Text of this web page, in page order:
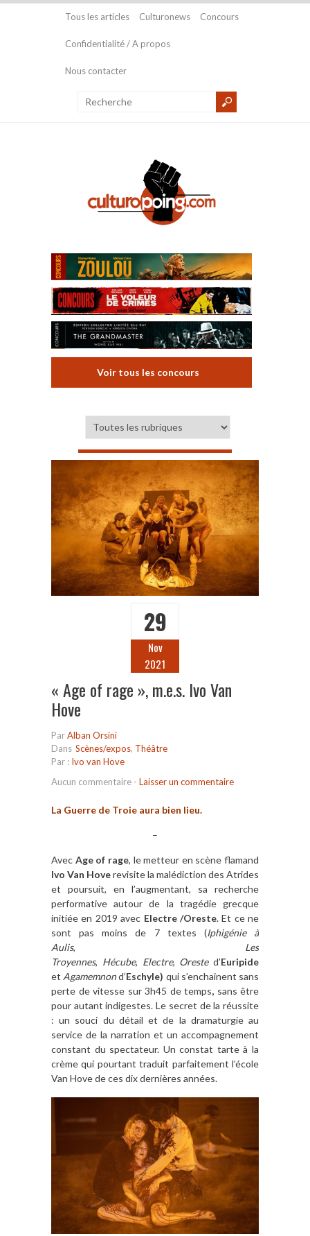
Tous les articles Culturonews Concours
Confidentialité / A propos
Nous contacter
Voir tous les concours
29
Nov
2021
« Age of rage », m.e.s. Ivo Van
Hove
ParAlban Orsini
Dans Scènes/expos, Théâtre
Par : Ivo van Hove
Aucun commentaire - Laisser un commentaire
La Guerre de Troie aura bien lieu.
–
Avec Age of rage, le metteur en scène flamand
Ivo Van Hoverevisite la malédiction des Atrides
et poursuit, en l’augmentant, sa recherche
performative autour de la tragédie grecque
initiée en 2019 avec Electre /Oreste. Et ce ne
sont pas moins de 7 textes (Iphigénie à
Aulis, Les
Troyennes, Hécube, Electre, Orested’Euripide
et Agamemnond’Eschyle) qui s’enchainent sans
perte de vitesse sur 3h45 de temps, sans être
pour autant indigestes. Le secret de la réussite
: un souci du détail et de la dramaturgie au
service de la narration et un accompagnement
constant du spectateur. Un constat tarte à la
crème qui pourtant traduit parfaitement l’école
Van Hove de ces dix dernières années.